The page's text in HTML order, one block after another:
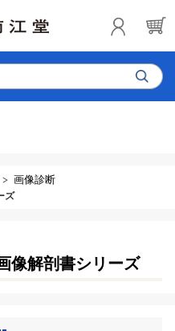
画像診断
ズ
像解剖書シリーズ